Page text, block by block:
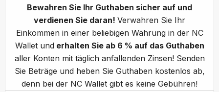
Bewahren Sie Ihr Guthaben sicher auf und
verdienen Sie daran! Verwahren Sie Ihr
Einkommen in einer beliebigen Währung in der NC
Wallet underhalten Sie ab 6 % auf das Guthaben
aller Konten mit täglich anfallenden Zinsen! Senden
Sie Beträge und heben Sie Guthaben kostenlos ab,
denn bei der NC Wallet gibt es keine Gebühren!